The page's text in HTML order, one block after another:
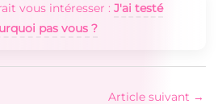
vous intéresser : J'ai testé
pas vous ?
Article suivant →